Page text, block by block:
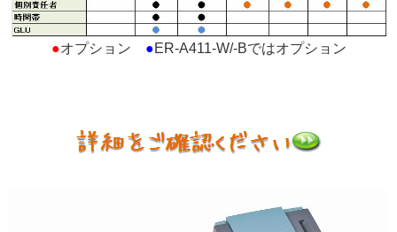
●オプション ●ER-A411-W/-Bではオプション